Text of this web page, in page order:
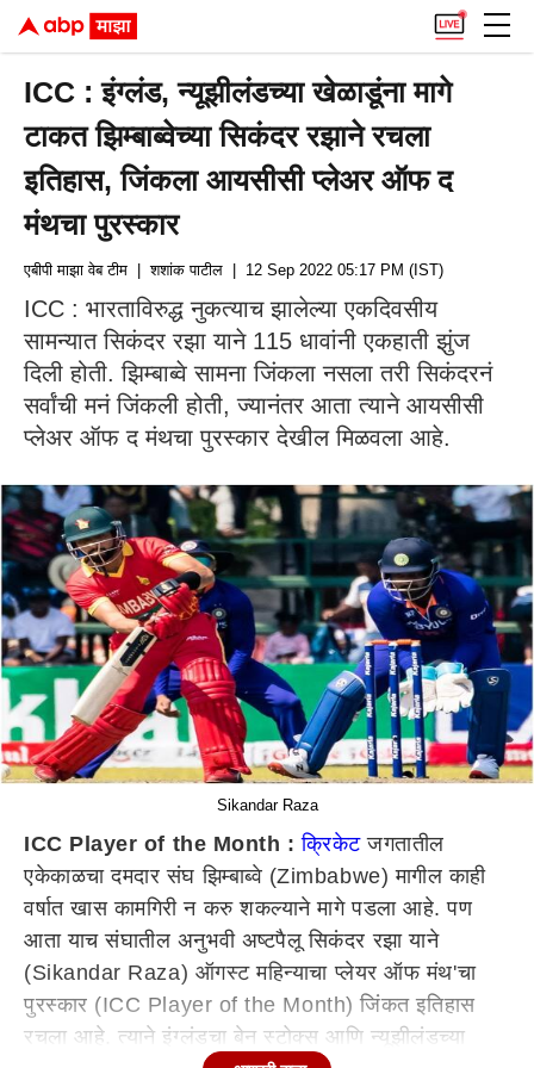
ICC : इंग्लंड, न्यूझीलंडच्या खेळाडूंना मागे
टाकत झिम्बाब्वेच्या सिकंदर रझाने रचला
इतिहास, जिंकला आयसीसी प्लेअर ऑफ द
मंथचा पुरस्कार
एबीपी माझा वेब टीम | शशांक पाटील | 12 Sep 2022 05:17 PM (IST)
ICC : भारताविरुद्ध नुकत्याच झालेल्या एकदिवसीय
सामन्यात सिकंदर रझा याने 115 धावांनी एकहाती झुंज
दिली होती. झिम्बाब्वे सामना जिंकला नसला तरी सिकंदरनं
सर्वांची मनं जिंकली होती, ज्यानंतर आता त्याने आयसीसी
प्लेअर ऑफ द मंथचा पुरस्कार देखील मिळवला आहे.
Sikandar Raza
ICC Player of the Month :क्रिकेटजगतातील
एकेकाळचा दमदार संघ झिम्बाब्वे (Zimbabwe) मागील काही
वर्षात खास कामगिरी न करु शकल्याने मागे पडला आहे. पण
आता याच संघातील अनुभवी अष्टपैलू सिकंदर रझा याने
(Sikandar Raza) ऑगस्ट महिन्याचा प्लेयर ऑफ मंथ'चा
पुरस्कार (ICC Player of the Month) जिंकत इतिहास
रचला आहे. त्याने इंग्लंडचा बेन स्टोक्स आणि न्यूझीलंडच्या